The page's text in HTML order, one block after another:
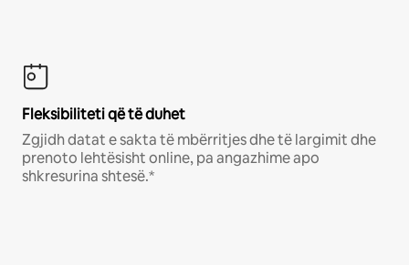
Fleksibiliteti që të duhet
Zgjidh datat e sakta të mbërritjes dhe të largimit dhe
prenoto lehtësisht online, pa angazhime apo
shkresurina shtesë.*